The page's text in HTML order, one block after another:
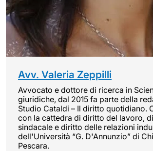
Avv. Valeria Zeppilli
Avvocato e dottore di ricerca in
giuridiche, dal 2015 fa parte della
Studio Cataldi – Il diritto quotidiano.
con la cattedra di diritto del lavoro,
sindacale e diritto delle relazioni
dell'Università “G. D'Annunzio” di
Pescara.